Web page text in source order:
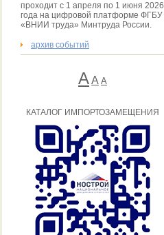
проходит с 1 апреля по 1 июня 2026
года на цифровой платформе ФГБУ
«ВНИИ труда» Минтруда России.
архив событий
АA А
КАТАЛОГ ИМПОРТОЗАМЕЩЕНИЯ